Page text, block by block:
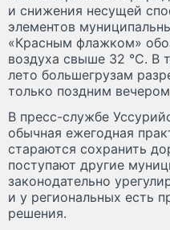
и снижения несущей
элементов
«Красным флажком»
воздуха свыше 32 °C. В
лето большегрузам
только поздним
В пресс-службе
обычная ежегодная
стараются сохранить
поступают другие
законодательно
и у региональных есть
решения.